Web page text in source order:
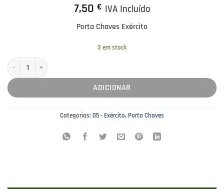
7,50 € IVA Incluído
Porta Chaves Exército
3 em stock
Quantidade de Porta Chaves Exército Modelo 3
ADICIONAR
Categorias: 05 - Exército, Porta Chaves